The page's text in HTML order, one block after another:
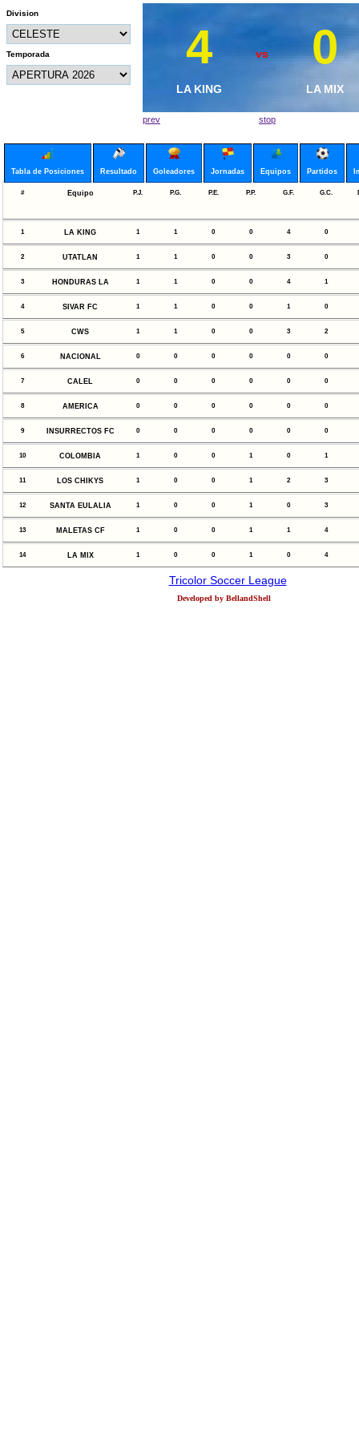
Division
Temporada 4
LA KING
vs 0
LA MIX
1
MALETAS CF
vs 4
HONDURAS
prev stop
Tabla de Posiciones Resultado Goleadores Jornadas Equipos Partidos
# Equipo P.J. P.G. P.E. P.P. G.F. G.C.
1 LA KING 1 1 0 0 4 0
2 UTATLAN 1 1 0 0 3 0
3 HONDURAS LA 1 1 0 0 4 1
4 SIVAR FC 1 1 0 0 1 0
5 CWS 1 1 0 0 3 2
6 NACIONAL 0 0 0 0 0 0
7 CALEL 0 0 0 0 0 0
8 AMERICA 0 0 0 0 0 0
9 INSURRECTOS FC 0 0 0 0 0 0
10 COLOMBIA 1 0 0 1 0 1
11 LOS CHIKYS 1 0 0 1 2 3
12 SANTA EULALIA 1 0 0 1 0 3
13 MALETAS CF 1 0 0 1 1 4
14 LA MIX 1 0 0 1 0 4
Tricolor Soccer League
Developed by BellandShell